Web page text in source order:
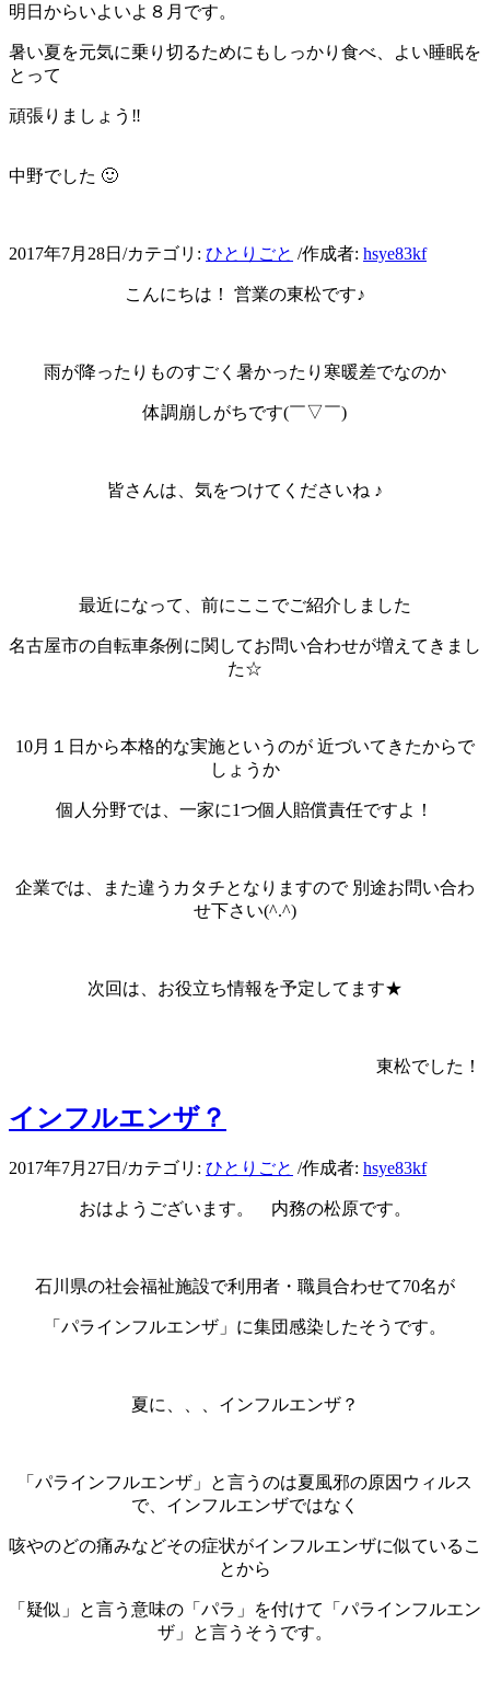
明日からいよいよ８月です。
暑い夏を元気に乗り切るためにもしっかり食べ、よい睡眠を
とって
頑張りましょう‼
中野でした 🙂
2017年7月28日 /カテゴリ: ひとりごと /作成者: hsye83kf
こんにちは！ 営業の東松です♪
雨が降ったりものすごく暑かったり寒暖差でなのか
体調崩しがちです(￣▽￣)
皆さんは、気をつけてくださいね ♪
最近になって、前にここでご紹介しました
名古屋市の自転車条例に関してお問い合わせが増えてきまし
た☆
10月１日から本格的な実施というのが 近づいてきたからで
しょうか
個人分野では、一家に1つ個人賠償責任ですよ！
企業では、また違うカタチとなりますので 別途お問い合わ
せ下さい(^.^)
次回は、お役立ち情報を予定してます★
東松でした！
インフルエンザ？
2017年7月27日 /カテゴリ: ひとりごと /作成者: hsye83kf
おはようございます。 内務の松原です。
石川県の社会福祉施設で利用者・職員合わせて70名が
「パラインフルエンザ」に集団感染したそうです。
夏に、、、インフルエンザ？
「パラインフルエンザ」と言うのは夏風邪の原因ウィルス
で、インフルエンザではなく
咳やのどの痛みなどその症状がインフルエンザに似ているこ
とから
「疑似」と言う意味の「パラ」を付けて「パラインフルエン
ザ」と言うそうです。